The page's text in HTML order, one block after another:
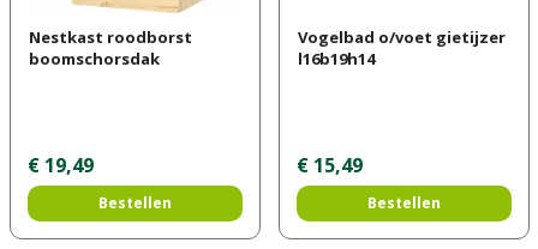
Nestkast roodborst
boomschorsdak
€ 19,49
Bestellen
Vogelbad o/voet gietijzer
l16b19h14
€ 15,49
Bestellen